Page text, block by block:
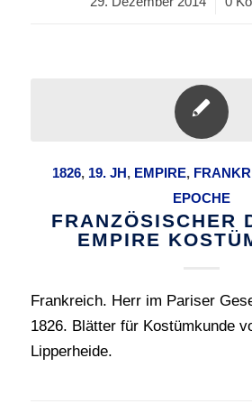
1826, 19. JH, EMPIRE,
EPOCHE
FRANZÖSISCHER
EMPIRE
Frankreich. Herr im Pariser
1826. Blätter für Kostümkunde
Lipperheide.